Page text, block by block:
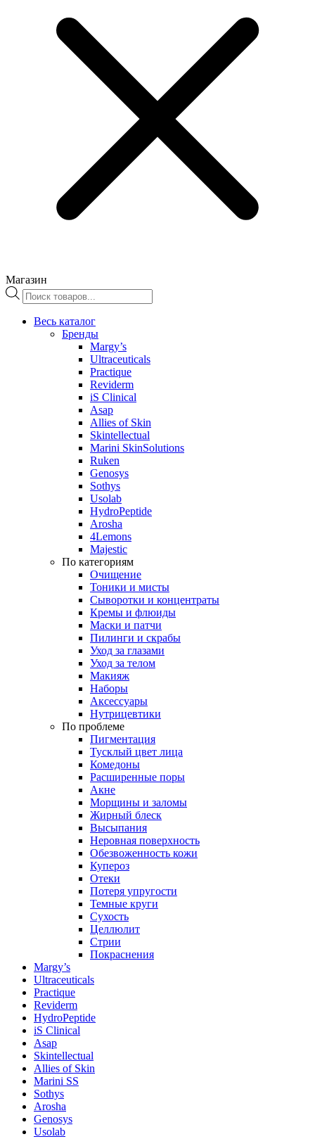
Магазин
Поиск
товаров
Весь каталог
Бренды
Margy’s
Ultraceuticals
Practique
Reviderm
iS Clinical
Asap
Allies of Skin
Skintellectual
Marini SkinSolutions
Ruken
Genosys
Sothys
Usolab
HydroPeptide
Arosha
4Lemons
Majestic
По категориям
Очищение
Тоники и мисты
Сыворотки и концентраты
Кремы и флюиды
Маски и патчи
Пилинги и скрабы
Уход за глазами
Уход за телом
Макияж
Наборы
Аксессуары
Нутрицевтики
По проблеме
Пигментация
Тусклый цвет лица
Комедоны
Расширенные поры
Акне
Морщины и заломы
Жирный блеск
Высыпания
Неровная поверхность
Обезвоженность кожи
Купероз
Отеки
Потеря упругости
Темные круги
Сухость
Целлюлит
Стрии
Покраснения
Margy’s
Ultraceuticals
Practique
Reviderm
HydroPeptide
iS Clinical
Asap
Skintellectual
Allies of Skin
Marini SS
Sothys
Arosha
Genosys
Usolab